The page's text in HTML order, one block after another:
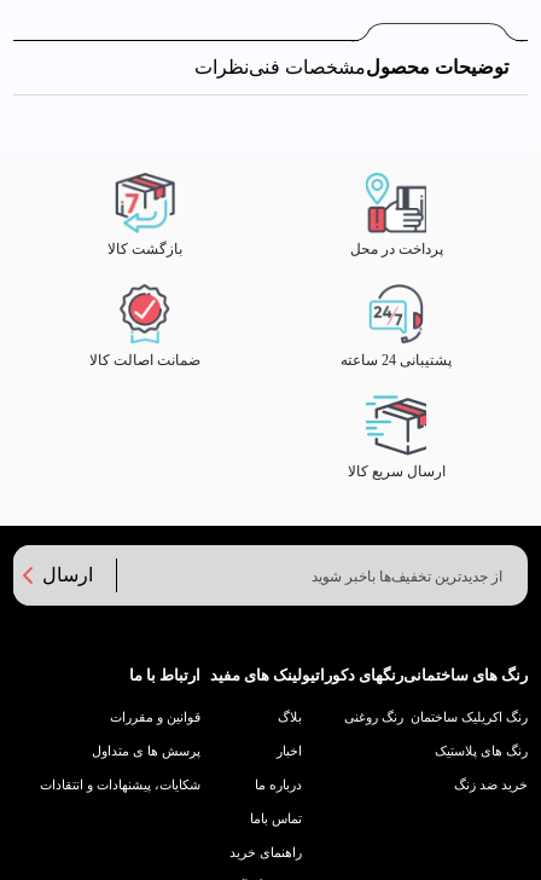
توضیحات محصولمشخصات فنینظرات
پرداخت در محل بازگشت کالا
پشتیبانی 24 ساعته ضمانت اصالت کالا
ارسال سریع کالا
ارسال
رنگ های ساختمانی
رنگ اکریلیک ساختمان
رنگ های پلاستیک
خرید ضد زنگ
رنگهای دکوراتیو
رنگ روغنی
لینک های مفید
بلاگ
اخبار
درباره ما
تماس باما
راهنمای خرید
ارتباط با ما
قوانین و مقررات
پرسش ها ی متداول
شکایات، پیشنهادات و انتقادات